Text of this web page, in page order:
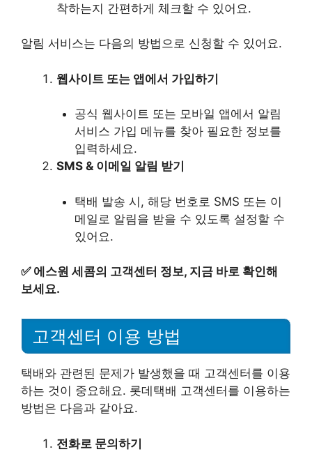
착하는지 간편하게 체크할 수 있어요.
알림 서비스는 다음의 방법으로 신청할 수 있어요.
웹사이트 또는 앱에서 가입하기
공식 웹사이트 또는 모바일 앱에서 알림
서비스 가입 메뉴를 찾아 필요한 정보를
입력하세요.
SMS & 이메일 알림 받기
택배 발송 시, 해당 번호로 SMS 또는 이
메일로 알림을 받을 수 있도록 설정할 수
있어요.
✅ 에스원 세콤의 고객센터 정보, 지금 바로 확인해
보세요.
고객센터 이용 방법
택배와 관련된 문제가 발생했을 때 고객센터를 이용
하는 것이 중요해요. 롯데택배 고객센터를 이용하는
방법은 다음과 같아요.
전화로 문의하기